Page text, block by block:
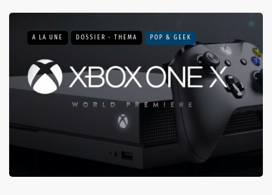
A LA UNE DOSSIER - THEMA POP & GEEK